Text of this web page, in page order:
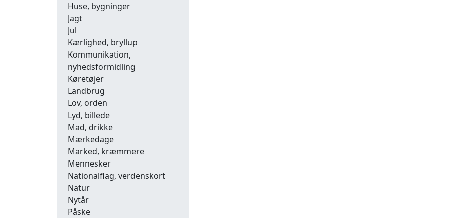
Huse, bygninger
Jagt
Jul
Kærlighed, bryllup
Kommunikation,
nyhedsformidling
Køretøjer
Landbrug
Lov, orden
Lyd, billede
Mad, drikke
Mærkedage
Marked, kræmmere
Mennesker
Nationalflag, verdenskort
Natur
Nytår
Påske